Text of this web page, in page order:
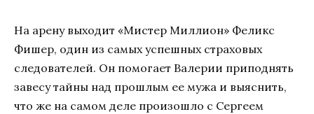
На арену выходит «Мистер Миллион» Феликс
Фишер, один из самых успешных страховых
следователей. Он помогает Валерии приподнять
завесу тайны над прошлым ее мужа и выяснить,
что же на самом деле произошло с Сергеем